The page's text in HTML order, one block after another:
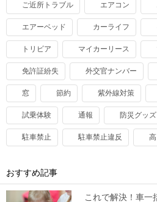
ご近所トラブル エアコン
エアーベッド カーライフ
トリビア マイカーリース
免許証紛失 外交官ナンバー
窓 節約 紫外線対策
試乗体験 通報 防災グッズ
駐車禁止 駐車禁止違反
おすすめ記事
これで解決！車一